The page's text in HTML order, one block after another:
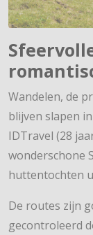
Wandelen, de
blijven slapen
IDTravel (28
wonderschone
huttentochten
De routes zijn
gecontroleerd